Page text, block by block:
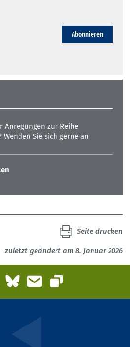
Abonnieren
Anregungen zur Reihe
Sie sich gerne an
zuletzt geändert am 8. Januar 2026
Seite drucken
LinkedInBlueskyE-Mail
Link kopieren